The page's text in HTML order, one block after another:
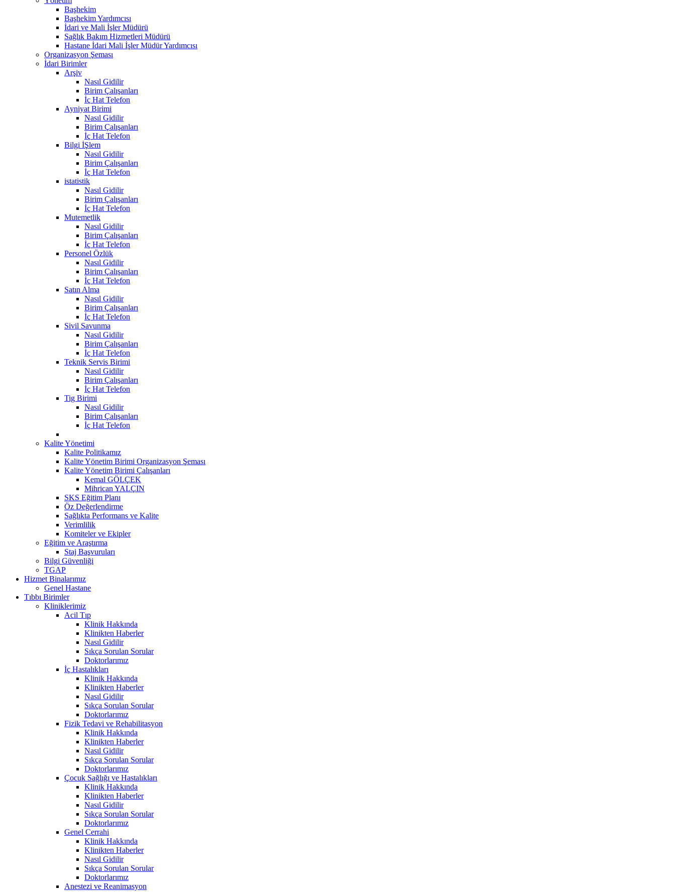
Başhekim
Başhekim Yardımcısı
İdari ve Mali İşler Müdürü
Sağlık Bakım Hizmetleri Müdürü
Hastane İdari Mali İşler Müdür Yardımcısı
Organizasyon Şeması
İdari Birimler
Arşiv
Nasıl Gidilir
Birim Çalışanları
İç Hat Telefon
Ayniyat Birimi
Nasıl Gidilir
Birim Çalışanları
İç Hat Telefon
Bilgi İŞlem
Nasıl Gidilir
Birim Çalışanları
İç Hat Telefon
istatistik
Nasıl Gidilir
Birim Çalışanları
İç Hat Telefon
Mutemetlik
Nasıl Gidilir
Birim Çalışanları
İç Hat Telefon
Personel Özlük
Nasıl Gidilir
Birim Çalışanları
İç Hat Telefon
Satın Alma
Nasıl Gidilir
Birim Çalışanları
İç Hat Telefon
Sivil Savunma
Nasıl Gidilir
Birim Çalışanları
İç Hat Telefon
Teknik Servis Birimi
Nasıl Gidilir
Birim Çalışanları
İç Hat Telefon
Tig Birimi
Nasıl Gidilir
Birim Çalışanları
İç Hat Telefon
Kalite Yönetimi
Kalite Politikamız
Kalite Yönetim Birimi Organizasyon Şeması
Kalite Yönetim Birimi Çalışanları
Kemal GÖLÇEK
Mihrican YALÇIN
SKS Eğitim Planı
Öz Değerlendirme
Sağlıkta Performans ve Kalite
Verimlilik
Komiteler ve Ekipler
Eğitim ve Araştırma
Staj Başvuruları
Bilgi Güvenliği
TGAP
Hizmet Binalarımız
Genel Hastane
Tıbbı Birimler
Kliniklerimiz
Acil Tıp
Klinik Hakkında
Klinikten Haberler
Nasıl Gidilir
Sıkça Sorulan Sorular
Doktorlarımız
İç Hastalıkları
Klinik Hakkında
Klinikten Haberler
Nasıl Gidilir
Sıkça Sorulan Sorular
Doktorlarımız
Fizik Tedavi ve Rehabilitasyon
Klinik Hakkında
Klinikten Haberler
Nasıl Gidilir
Sıkça Sorulan Sorular
Doktorlarımız
Çocuk Sağlığı ve Hastalıkları
Klinik Hakkında
Klinikten Haberler
Nasıl Gidilir
Sıkça Sorulan Sorular
Doktorlarımız
Genel Cerrahi
Klinik Hakkında
Klinikten Haberler
Nasıl Gidilir
Sıkça Sorulan Sorular
Doktorlarımız
Anestezi ve Reanimasyon